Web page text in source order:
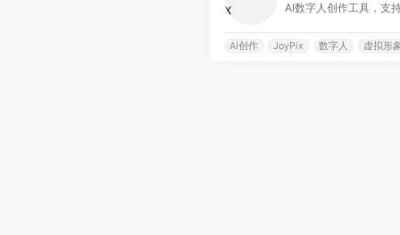
AI数字人创作工具，支
AI创作 JoyPix 数字人 虚拟形